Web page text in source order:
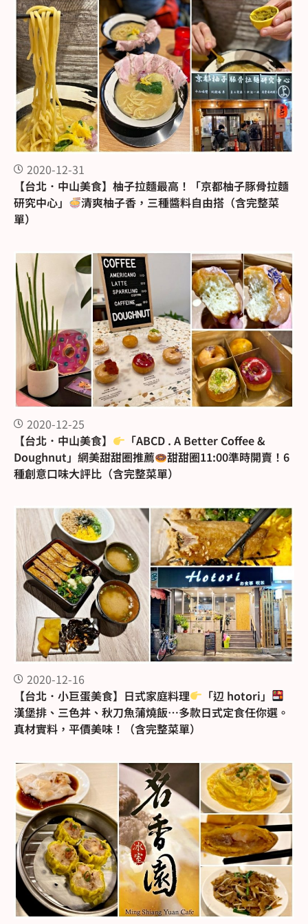
2020-12-31
【台北．中山美食】柚子拉麵最高！「京都柚子豚骨拉麵
研究中心」
清爽柚子香，三種醬料自由搭（含完整菜
單）
2020-12-25
【台北．中山美食】
「ABCD . A Better Coffee &
Doughnut」網美甜甜圈推薦
甜甜圈11:00準時開賣！6
種創意口味大評比（含完整菜單）
2020-12-16
【台北．小巨蛋美食】日式家庭料理
「辺 hotori」
漢堡排、三色丼、秋刀魚蒲燒飯…多款日式定食任你選。
真材實料，平價美味！（含完整菜單）